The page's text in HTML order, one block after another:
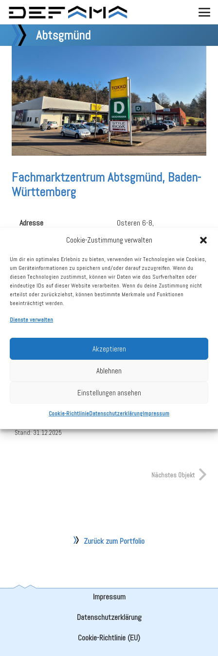
Cookie-Zustimmung verwalten
Um dir ein optimales Erlebnis zu bieten, verwenden wir Technologien wie Cookies,
um Geräteinformationen zu speichern und/oder darauf zuzugreifen. Wenn du
diesen Technologien zustimmst, können wir Daten wie das Surfverhalten oder
eindeutige IDs auf dieser Website verarbeiten. Wenn du deine Zustimmung nicht
erteilst oder zurückziehst, können bestimmte Merkmale und Funktionen
beeinträchtigt werden.
Dienste verwalten
Akzeptieren
Ablehnen
Einstellungen ansehen
Cookie-RichtlinieDatenschutzerklärungImpressum
Abtsgmünd
Fachmarktzentrum Abtsgmünd, Baden-
Württemberg
Adresse
Osteren 6-8,
Vermietungsstand
100%
Größte Mieter
Deichmann
Takko
Kaufdatum 11.12.2024
3.287 m²
Stand: 31.12.2025
Nächstes Objekt
Zurück zum Portfolio
Impressum
Datenschutzerklärung
Cookie-Richtlinie (EU)